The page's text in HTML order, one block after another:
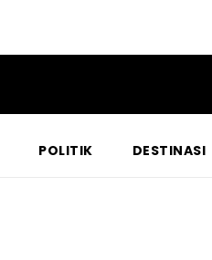
POLITIK DESTINASI